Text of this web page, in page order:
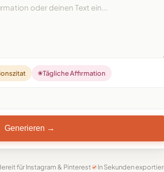
❀Tägliche Affirmation
Generieren →
für Instagram & Pinterest In Sekunden